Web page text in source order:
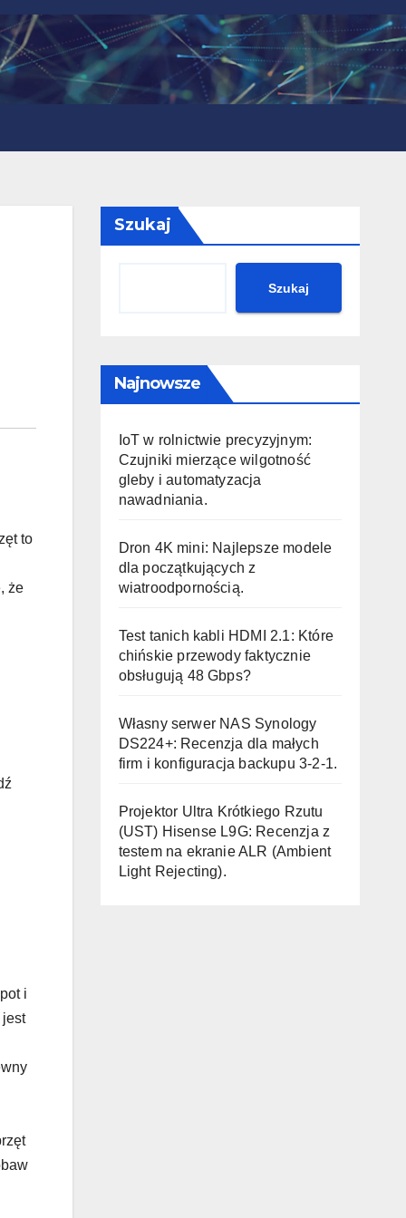
to
że
i
jest
Szukaj
Szukaj
Najnowsze
IoT w rolnictwie precyzyjnym:
Czujniki mierzące wilgotność
gleby i automatyzacja
nawadniania.
Dron 4K mini: Najlepsze modele
dla początkujących z
wiatroodpornością.
Test tanich kabli HDMI 2.1: Które
chińskie przewody faktycznie
obsługują 48 Gbps?
Własny serwer NAS Synology
DS224+: Recenzja dla małych
firm i konfiguracja backupu 3-2-1.
Projektor Ultra Krótkiego Rzutu
(UST) Hisense L9G: Recenzja z
testem na ekranie ALR (Ambient
Light Rejecting).